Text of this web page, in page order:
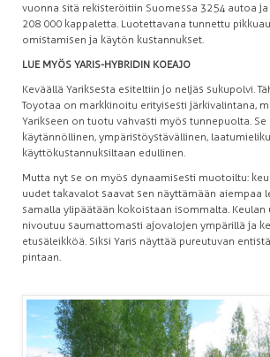
vuonna sitä rekisteröitiin Suomessa 3254 autoa
208 000 kappaletta. Luotettavana tunnettu
omistamisen ja käytön kustannukset.
LUE MYÖS YARIS-HYBRIDIN KOEAJO
Keväällä Yariksesta esiteltiin jo neljäs sukupolvi.
Toyotaa on markkinoitu erityisesti järkivalintana,
Yarikseen on tuotu vahvasti myös tunnepuolta. Se
käytännöllinen, ympäristöystävällinen,
käyttökustannuksiltaan edullinen.
Mutta nyt se on myös dynaamisesti muotoiltu:
uudet takavalot saavat sen näyttämään aiempaa
samalla ylipäätään kokoistaan isommalta. Keulan
nivoutuu saumattomasti ajovalojen ympärillä ja
etusäleikköä. Siksi Yaris näyttää pureutuvan
pintaan.